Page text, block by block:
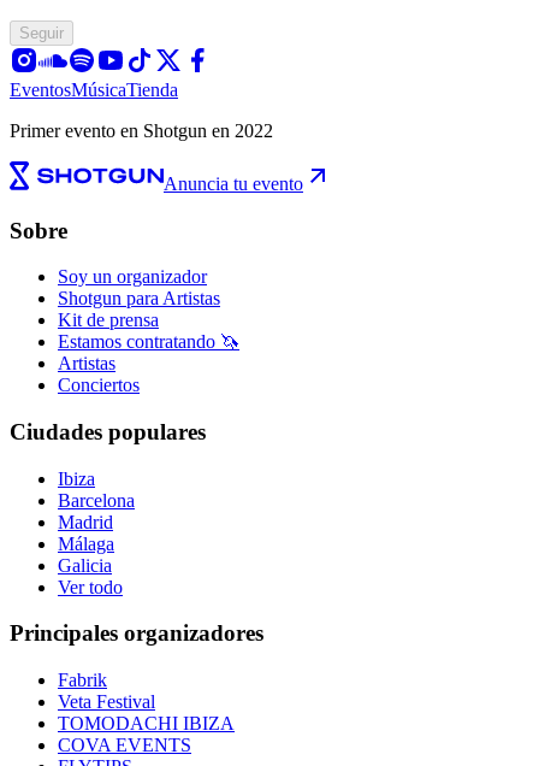
Seguir
EventosMúsicaTienda
Primer evento en Shotgun en 2022
Anuncia tu evento
Sobre
Soy un organizador
Shotgun para Artistas
Kit de prensa
Estamos contratando 🦄
Artistas
Conciertos
Ciudades populares
Ibiza
Barcelona
Madrid
Málaga
Galicia
Ver todo
Principales organizadores
Fabrik
Veta Festival
TOMODACHI IBIZA
COVA EVENTS